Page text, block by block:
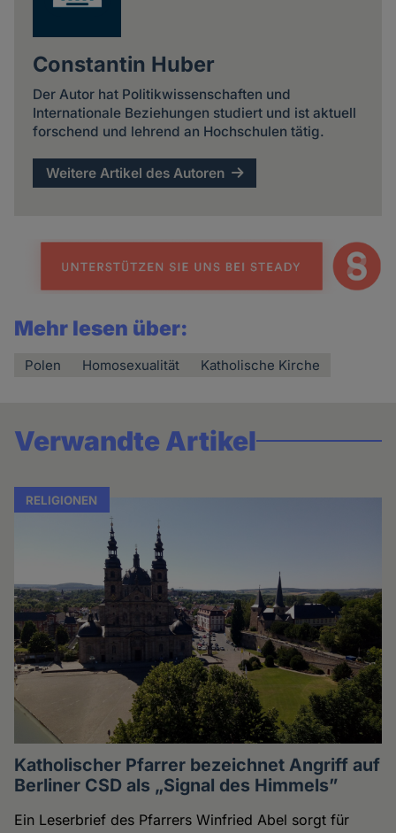
Constantin Huber
Der Autor hat Politikwissenschaften und
Internationale Beziehungen studiert und ist aktuell
forschend und lehrend an Hochschulen tätig.
Weitere Artikel des Autoren
Mehr lesen über:
Polen Homosexualität Katholische Kirche
Verwandte Artikel
RELIGIONEN
Katholischer Pfarrer bezeichnet Angriff auf
Berliner CSD als „Signal des Himmels”
Ein Leserbrief des Pfarrers Winfried Abel sorgt für